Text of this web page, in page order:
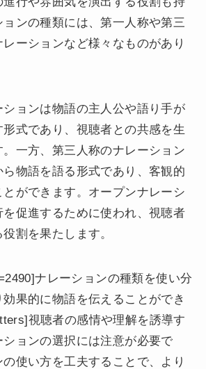
ンの種類には、第一人称や第三
ーションなど様々なものがあり
ョンは物語の主人公や語り手が
式であり、視聴者との共感を生
一方、第三人称のナレーション
物語を語る形式であり、客観的
ができます。オープンナレーシ
を促進するために使われ、視聴者
割を果たします。
ナレーションの種類を使い分
果的に物語を伝えることができ
視聴者の感情や理解を誘導す
ョンの選択には注意が必要で
使い方を工夫することで、より